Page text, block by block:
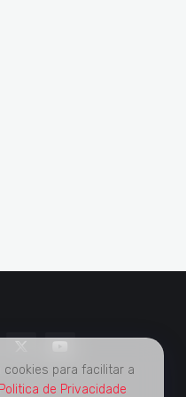
cookies para facilitar a
Politica de Privacidade